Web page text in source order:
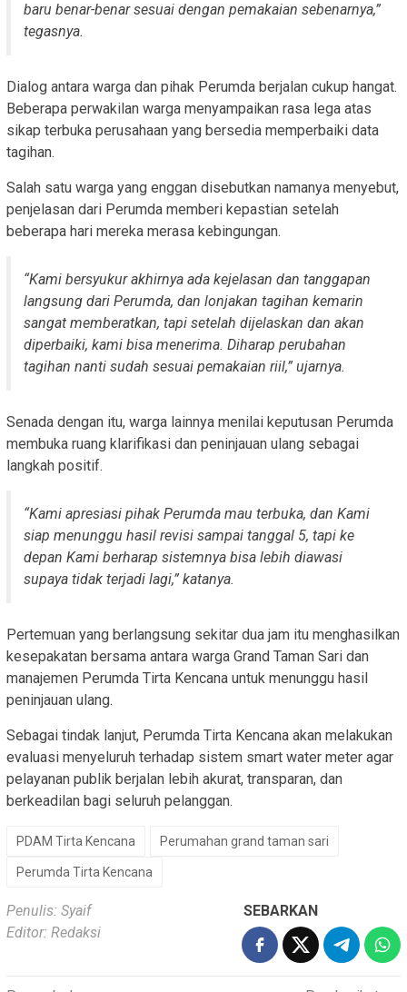
baru benar-benar sesuai dengan pemakaian sebenarnya,”
tegasnya.
Dialog antara warga dan pihak Perumda berjalan cukup hangat.
Beberapa perwakilan warga menyampaikan rasa lega atas
sikap terbuka perusahaan yang bersedia memperbaiki data
tagihan.
Salah satu warga yang enggan disebutkan namanya menyebut,
penjelasan dari Perumda memberi kepastian setelah
beberapa hari mereka merasa kebingungan.
“Kami bersyukur akhirnya ada kejelasan dan tanggapan
langsung dari Perumda, dan lonjakan tagihan kemarin
sangat memberatkan, tapi setelah dijelaskan dan akan
diperbaiki, kami bisa menerima. Diharap perubahan
tagihan nanti sudah sesuai pemakaian riil,” ujarnya.
Senada dengan itu, warga lainnya menilai keputusan Perumda
membuka ruang klarifikasi dan peninjauan ulang sebagai
langkah positif.
“Kami apresiasi pihak Perumda mau terbuka, dan Kami
siap menunggu hasil revisi sampai tanggal 5, tapi ke
depan Kami berharap sistemnya bisa lebih diawasi
supaya tidak terjadi lagi,” katanya.
Pertemuan yang berlangsung sekitar dua jam itu menghasilkan
kesepakatan bersama antara warga Grand Taman Sari dan
manajemen Perumda Tirta Kencana untuk menunggu hasil
peninjauan ulang.
Sebagai tindak lanjut, Perumda Tirta Kencana akan melakukan
evaluasi menyeluruh terhadap sistem smart water meter agar
pelayanan publik berjalan lebih akurat, transparan, dan
berkeadilan bagi seluruh pelanggan.
PDAM Tirta Kencana Perumahan grand taman sari
Perumda Tirta Kencana
Penulis: Syaif
Editor: Redaksi
SEBARKAN